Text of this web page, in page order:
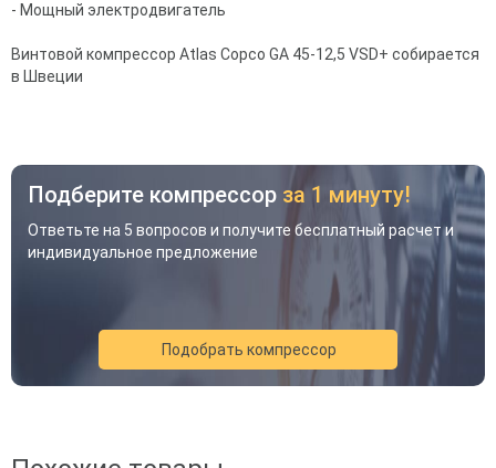
- Мощный электродвигатель
Винтовой компрессор Atlas Copco GA 45-12,5 VSD+ собирается
в Швеции
Подберите компрессор за 1 минуту!
Ответьте на 5 вопросов и получите бесплатный расчет и
индивидуальное предложение
Подобрать компрессор